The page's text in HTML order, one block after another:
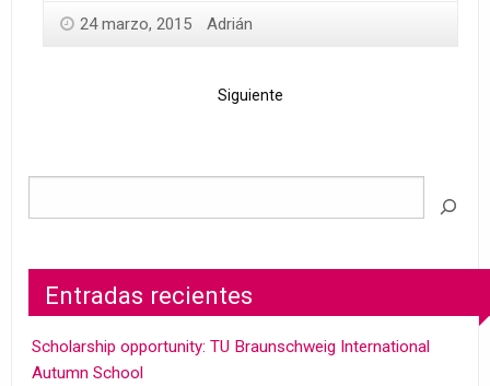
24 marzo, 2015 Adrián
Siguiente
Entradas recientes
Scholarship opportunity: TU Braunschweig International
Autumn School